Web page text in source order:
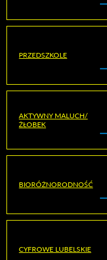
PRZEDSZKOLE
AKTYWNY MALUCH/
ŻŁOBEK
BIORÓŻNORODNOŚĆ
CYFROWE LUBELSKIE